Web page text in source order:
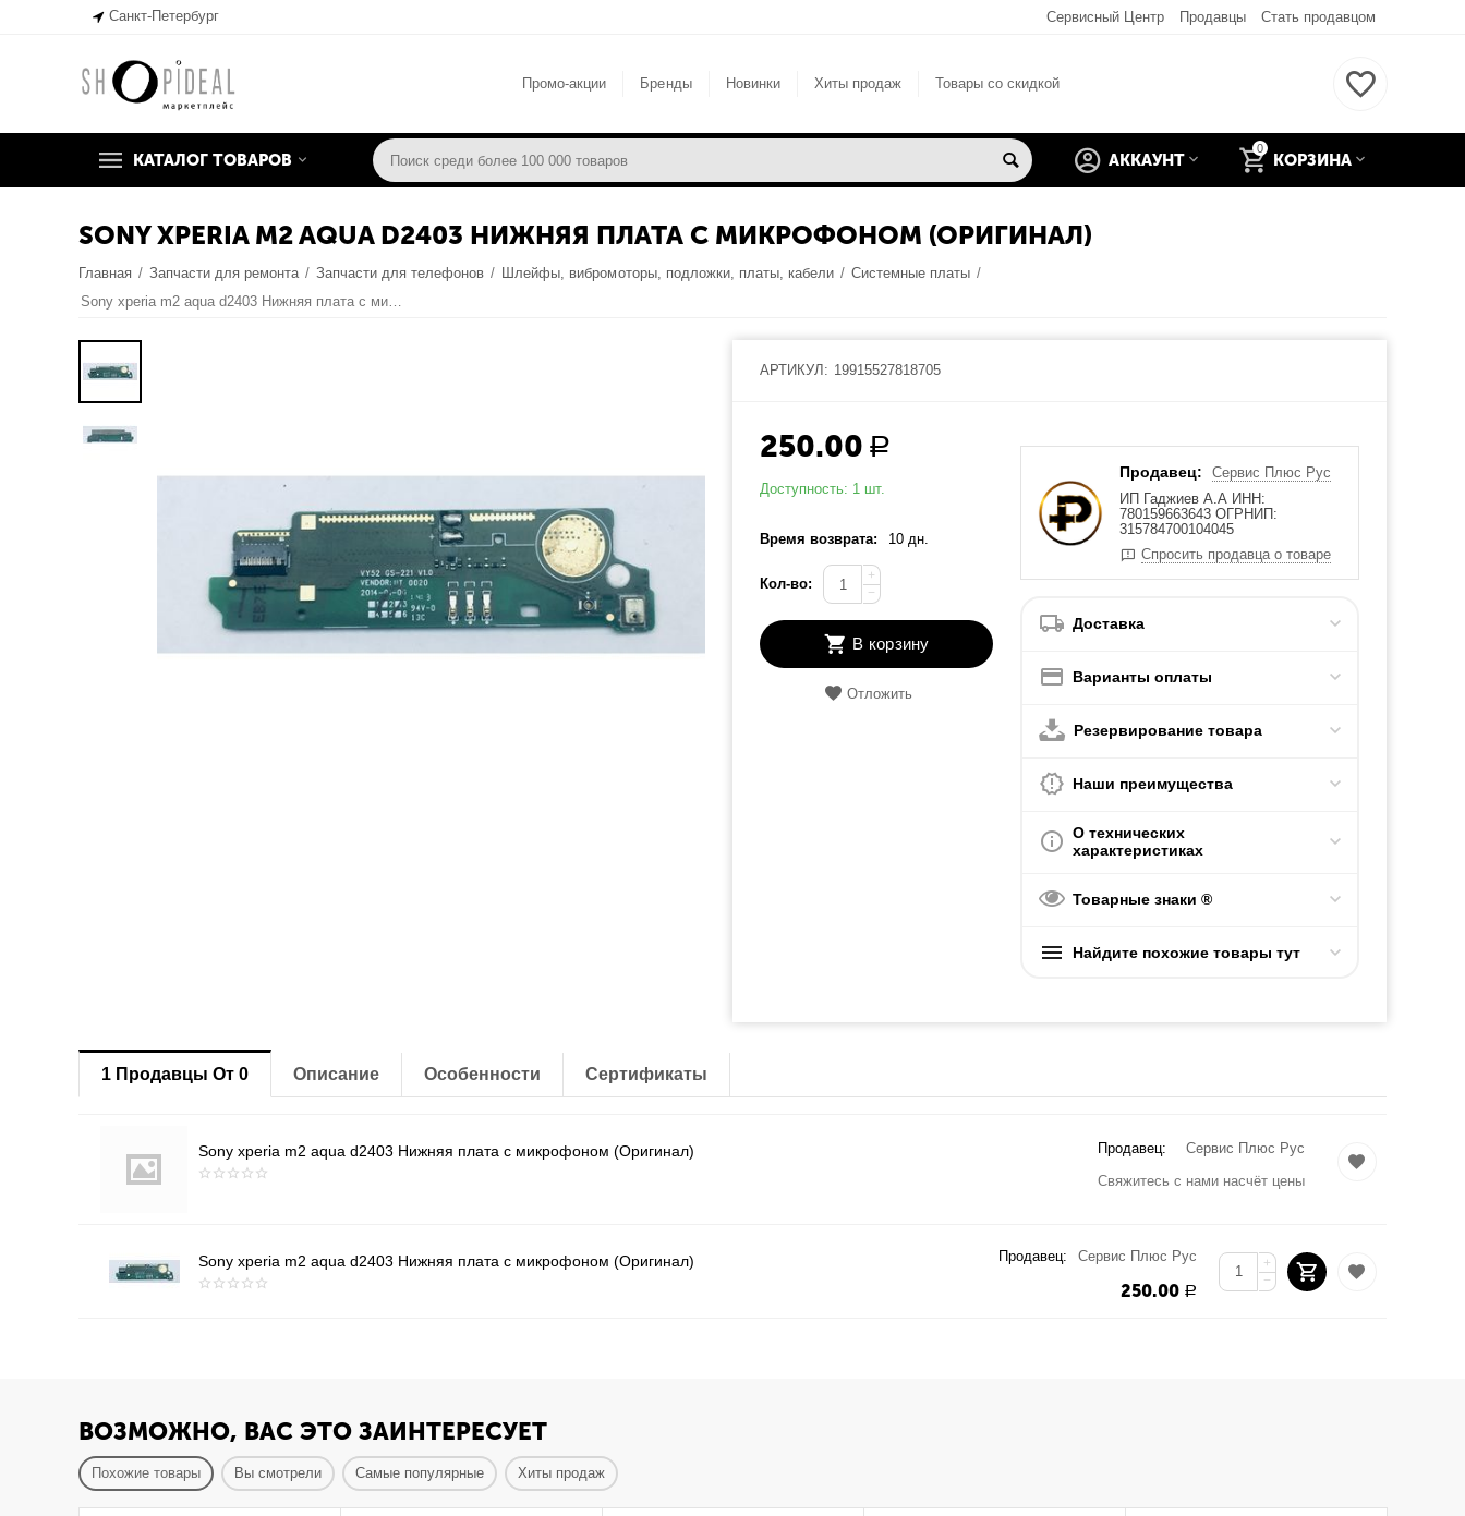
Санкт-Петербург Сервисный Центр Продавцы Стать продавцом
Промо-акции Бренды Новинки Хиты продаж Товары со скидкой
КАТАЛОГ ТОВАРОВ
0
КОРЗИНА
АККАУНТ
SONY XPERIA M2 AQUA D2403 НИЖНЯЯ ПЛАТА С МИКРОФОНОМ (ОРИГИНАЛ)
Главная / Запчасти для ремонта / Запчасти для телефонов / Шлейфы, вибромоторы, подложки, платы, кабели / Системные платы /
Sony xperia m2 aqua d2403 Нижняя плата с микрофоном (Оригинал)
АРТИКУЛ: 19915527818705
250.00 Р
Доступность: 1 шт.
Время возврата: 10 дн.
Кол-во:
+
−
В корзину
Отложить
Продавец:
Сервис Плюс Рус
ИП Гаджиев А.А ИНН:
780159663643 ОГРНИП:
315784700104045
Спросить продавца о товаре
Доставка
Варианты оплаты
Резервирование товара
Наши преимущества
О технических
характеристиках
Товарные знаки ®
Найдите похожие товары тут
1 Продавцы От 0 Описание Особенности Сертификаты
Sony xperia m2 aqua d2403 Нижняя плата с микрофоном (Оригинал) Продавец:
Сервис Плюс Рус
Свяжитесь с нами насчёт цены
Sony xperia m2 aqua d2403 Нижняя плата с микрофоном (Оригинал) Продавец: Сервис Плюс Рус
250.00 Р
+
−
ВОЗМОЖНО, ВАС ЭТО ЗАИНТЕРЕСУЕТ
Похожие товары Вы смотрели Самые популярные Хиты продаж